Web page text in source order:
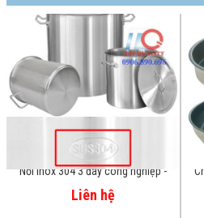
Chảo Inox 3 Đáy Sâu Lòng 26cm
chống dính
Liên hệ